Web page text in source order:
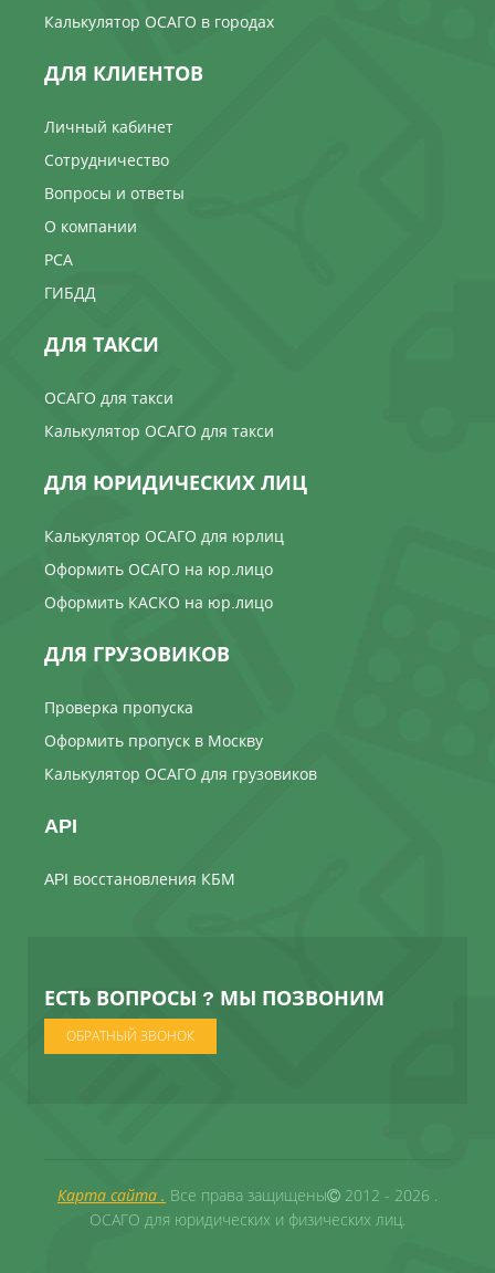
Калькулятор ОСАГО в городах
ДЛЯ КЛИЕНТОВ
Личный кабинет
Сотрудничество
Вопросы и ответы
О компании
РСА
ГИБДД
ДЛЯ ТАКСИ
ОСАГО для такси
Калькулятор ОСАГО для такси
ДЛЯ ЮРИДИЧЕСКИХ ЛИЦ
Калькулятор ОСАГО для юрлиц
Оформить ОСАГО на юр.лицо
Оформить КАСКО на юр.лицо
ДЛЯ ГРУЗОВИКОВ
Проверка пропуска
Оформить пропуск в Москву
Калькулятор ОСАГО для грузовиков
API
API восстановления КБМ
ЕСТЬ ВОПРОСЫ ? МЫ ПОЗВОНИМ
ОБРАТНЫЙ ЗВОНОК
Карта сайта . Все права защищены
2012 - 2026 .
ОСАГО для юридических и физических лиц.